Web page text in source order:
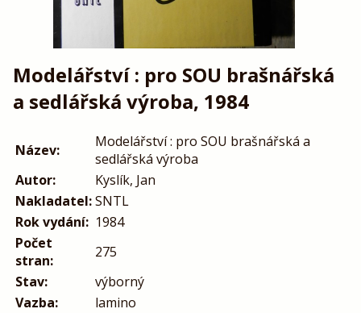
Modelářství : pro SOU brašnářská
a sedlářská výroba, 1984
Název:
Modelářství : pro SOU brašnářská a
sedlářská výroba
Autor:
Kyslík, Jan
Nakladatel:SNTL
Rok vydání: 1984
Počet
stran:
275
Stav:
výborný
Vazba:
lamino